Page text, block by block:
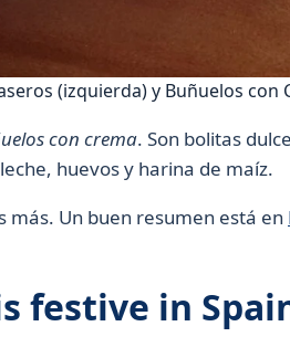
(izquierda) y Buñuelos con
con crema. Son bolitas
huevos y harina de maíz.
más. Un buen resumen está en
festive in